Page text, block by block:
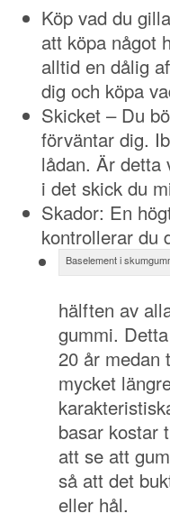
Köp vad du
att köpa något
alltid en dålig
dig och köpa
Skicket – Du
förväntar dig.
lådan. Är detta
i det skick du
Skador: En
kontrollerar du
Baselement i
hälften av
gummi.
20 år medan
mycket
basar kostar
att se att
så att det
eller hål.